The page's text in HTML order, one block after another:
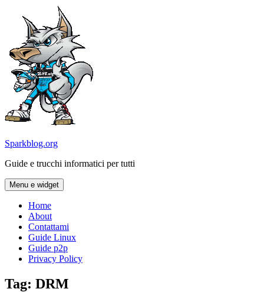
contenuto
Sparkblog.org
Guide e trucchi informatici per tutti
Menu e widget
Home
About
Contattami
Guide Linux
Guide p2p
Privacy Policy
Tag: DRM